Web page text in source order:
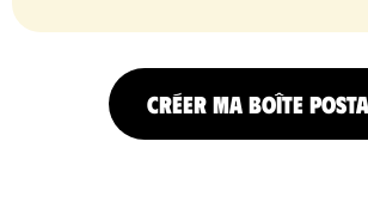
CRÉER MA BOÎTE